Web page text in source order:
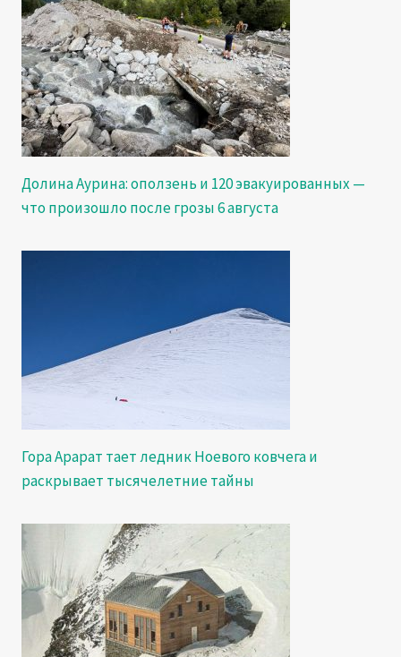
Долина Аурина: оползень и 120 эвакуированных —
что произошло после грозы 6 августа
Гора Арарат тает ледник Ноевого ковчега и
раскрывает тысячелетние тайны